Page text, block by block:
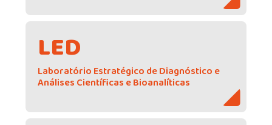
LED
Laboratório Estratégico de Diagnóstico e
Análises Científicas e Bioanalíticas